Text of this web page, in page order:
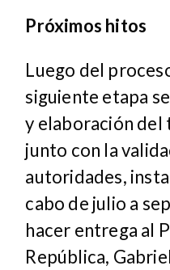
Próximos hitos
Luego del
siguiente etapa
y elaboración
junto con la
autoridades,
cabo de julio a
hacer entrega al
República,